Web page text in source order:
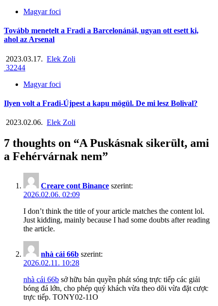
Magyar foci
Tovább menetelt a Fradi a Barcelonánál, ugyan ott esett ki,
ahol az Arsenal
2023.03.17. Elek Zoli
32244
Magyar foci
Ilyen volt a Fradi-Újpest a kapu mögül. De mi lesz Bolival?
2023.02.06. Elek Zoli
7 thoughts on “A Puskásnak sikerült, ami
a Fehérvárnak nem”
Creare cont Binance szerint:
2026.02.06. 02:09
I don’t think the title of your article matches the content lol.
Just kidding, mainly because I had some doubts after reading
the article.
nhà cái 66b szerint:
2026.02.11. 10:28
nhà cái 66b sở hữu bản quyền phát sóng trực tiếp các giải
bóng đá lớn, cho phép quý khách vừa theo dõi vừa đặt cược
trực tiếp. TONY02-11O